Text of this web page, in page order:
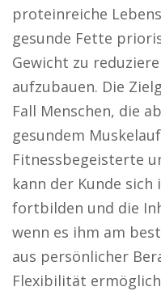
proteinreiche
gesunde Fette
Gewicht zu
aufzubauen. Die
Fall Menschen, die
gesundem
Fitnessbegeisterte
kann der Kunde
fortbilden und die
wenn es ihm am
aus persönlicher
Flexibilität